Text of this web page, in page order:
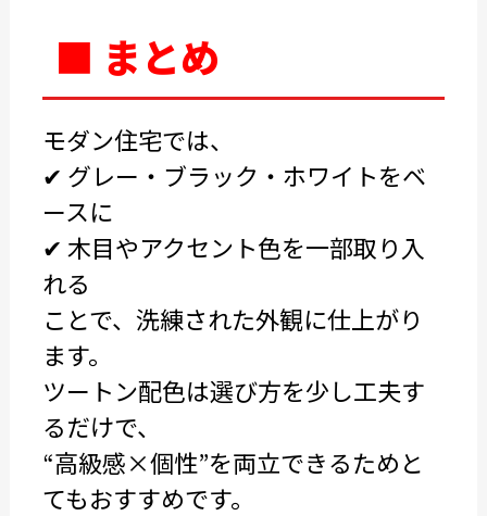
■ まとめ
モダン住宅では、
✔ グレー・ブラック・ホワイトをベ
ースに
✔ 木目やアクセント色を一部取り入
れる
ことで、洗練された外観に仕上がり
ます。
ツートン配色は選び方を少し工夫す
るだけで、
“高級感×個性”を両立できるためと
てもおすすめです。